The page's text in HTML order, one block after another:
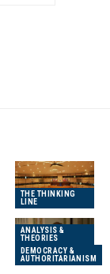
THE THINKING
LINE
ANALYSIS &
THEORIES
DEMOCRACY &
AUTHORITARIANISM